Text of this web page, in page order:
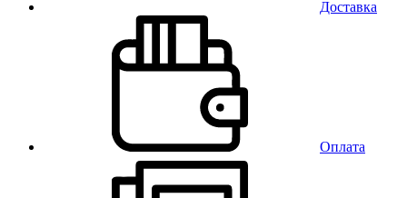
Доставка
Оплата